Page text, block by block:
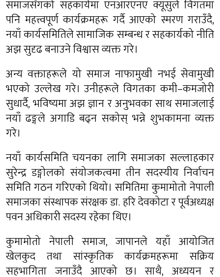
समाजसँगको सहकार्यमा एनआरएनए क्यूसुले विगतमा
पनि महत्त्वपूर्ण कार्यक्रमहरू गर्दै आएको स्मरण गराउँदै,
नयाँ कार्यसमितिले सामाजिक सम्बन्ध र सहकार्यको नीति
अझ सुदृढ बनाउने विश्वास व्यक्त गरे।
अन्य वक्ताहरूले यो समाज नाफामुखी नभई सेवामुखी
भएको उल्लेख गरे। उनीहरूले विगतका कमी–कमजोरी
सुधार्दै, भविष्यमा अझ ज्ञान र अनुभवका साथ समाजलाई
नयाँ ढङ्गले अगाडि बढ्न सकोस् भन्ने शुभकामना व्यक्त
गरे।
नयाँ कार्यसमिति चयनका लागि समाजका सल्लाहकार
सुरेन्द्र डङ्गोलको संयोजकत्वमा तीन सदस्यीय निर्वाचन
समिति गठन गरिएको थियो। समितिमा कुमामोतो नेपाली
समाजका संस्थापक संरक्षक डा. हरि देवकोटा र पूर्वअध्यक्ष
पवन अधिकारी सदस्य रहेका थिए।
कुमामोतो नेपाली समाज, जापानले यहाँ आयोजित
खेलकुद तथा सांस्कृतिक कार्यक्रमहरूमा सक्रिय
सहभागिता जनाउँदै आएको छ। साथै, अध्ययन र